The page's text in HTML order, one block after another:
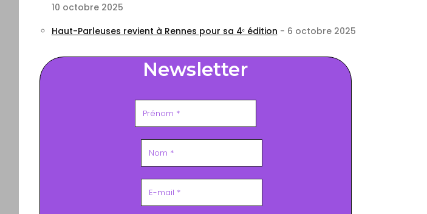
10 octobre 2025
Haut-Parleuses revient à Rennes pour sa 4ᵉ édition - 6 octobre 2025
Newsletter